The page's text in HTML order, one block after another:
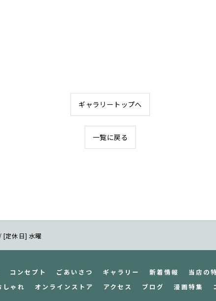
ギャラリートップへ
一覧に戻る
[定休日] 水曜
コンセプト ごあいさつ ギャラリー 新着情報 当店の
しゃれ
オンラインストア アクセス ブログ 漫画特集